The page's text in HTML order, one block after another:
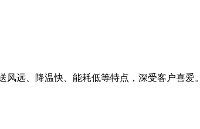
远、降温快、能耗低等特点，深受客户喜爱。